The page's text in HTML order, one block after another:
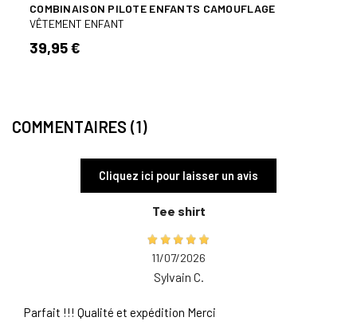
COMBINAISON PILOTE ENFANTS CAMOUFLAGE
VÊTEMENT ENFANT
39,95 €
COMMENTAIRES (1)
Cliquez ici pour laisser un avis
Tee shirt
11/07/2026
Sylvain C.
Parfait !!! Qualité et expédition Merci